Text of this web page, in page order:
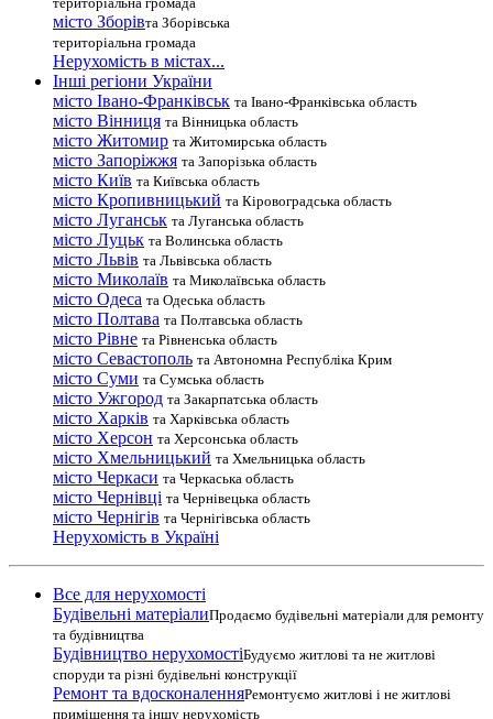
місто Зборівта Зборівська
територіальна громада
Нерухомість в містах...
Інші регіони України
місто Івано-Франківськ та Івано-Франківська область
місто Вінниця та Вінницька область
місто Житомир та Житомирська область
місто Запоріжжя та Запорізька область
місто Київ та Київська область
місто Кропивницький та Кіровоградська область
місто Луганськ та Луганська область
місто Луцьк та Волинська область
місто Львів та Львівська область
місто Миколаїв та Миколаївська область
місто Одеса та Одеська область
місто Полтава та Полтавська область
місто Рівне та Рівненська область
місто Севастополь та Автономна Республіка Крим
місто Суми та Сумська область
місто Ужгород та Закарпатська область
місто Харків та Харківська область
місто Херсон та Херсонська область
місто Хмельницький та Хмельницька область
місто Черкаси та Черкаська область
місто Чернівці та Чернівецька область
місто Чернігів та Чернігівська область
Нерухомість в Україні
Все для нерухомості
Будівельні матеріалиПродаємо будівельні матеріали для ремонту
та будівництва
Будівництво нерухомостіБудуємо житлові та не житлові
споруди та різні будівельні конструкції
Ремонт та вдосконаленняРемонтуємо житлові і не житлові
приміщення та іншу нерухомість